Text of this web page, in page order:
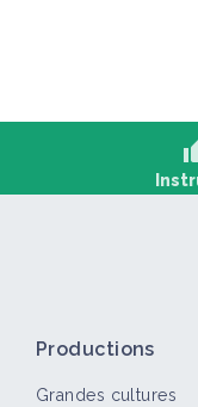
Productions
Grandes cultures